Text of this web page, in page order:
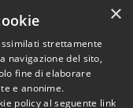
© 2026 • Comune di
×
strettamente
navigazione del sito,
fine di elaborare
e anonime.
policy al seguente link